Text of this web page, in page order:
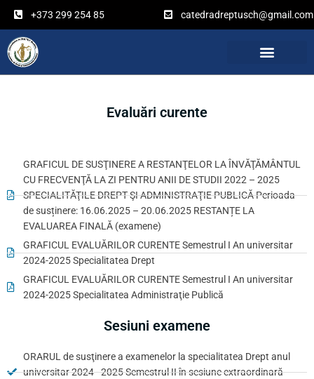
содержимому
+373 299 254 85 catedradreptusch@gmail.com
Evaluări curente
GRAFICUL DE SUSŢINERE A RESTANŢELOR LA ÎNVĂŢĂMÂNTUL
CU FRECVENŢĂ LA ZI PENTRU ANII DE STUDII 2022 – 2025
SPECIALITĂŢILE DREPT ŞI ADMINISTRAŢIE PUBLICĂ Perioada
de susținere: 16.06.2025 – 20.06.2025 RESTANȚE LA
EVALUAREA FINALĂ (examene)
GRAFICUL EVALUĂRILOR CURENTE Semestrul I An universitar
2024-2025 Specialitatea Drept
GRAFICUL EVALUĂRILOR CURENTE Semestrul I An universitar
2024-2025 Specialitatea Administraţie Publică
Sesiuni examene
ORARUL de susţinere a examenelor la specialitatea Drept anul
universitar 2024 - 2025 Semestrul II în sesiune extraordinară